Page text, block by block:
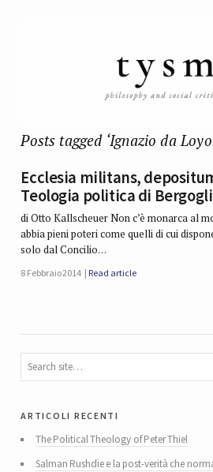
Posts tagged ‘Ignazio da
Ecclesia militans,
Teologia politica di
di Otto Kallscheuer Non c’è monarca al
abbia pieni poteri come quelli di cui
solo dal Concilio…
8 Febbraio 2014 Read article
articoli recenti
The Political Theology of Peter Thiel
Salman Rushdie e la post-verità che